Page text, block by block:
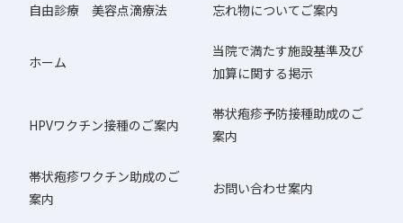
自由診療 美容点滴療法 忘れ物についてご案内
ホーム
当院で満たす施設基準及び
加算に関する掲示
HPVワクチン接種のご案内
帯状疱疹予防接種助成のご
案内
帯状疱疹ワクチン助成のご
案内
お問い合わせ案内